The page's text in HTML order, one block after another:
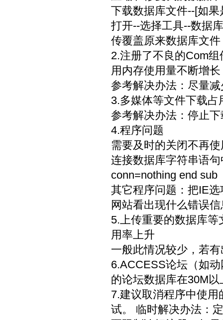
下载数据库文件--[如
打开--选择工具--数据
传覆盖原来数据库文件
2.注册了不良的Com
用内存使用量不断增长
参考解决办法：尽量
3.多媒体等文件下载占
参考解决办法：停止下
4.程序问题
需要及时的关闭不再
连接数据库字符串语
conn=nothing end sub
其它程序问题：把IE
网站看出现什么错误
5.上传重要的数据库
用率上升
一般此情况较少，若
6.ACCESS论坛（如
的论坛数据库在30M
7.建议取消程序中使
试。 临时解决办法：